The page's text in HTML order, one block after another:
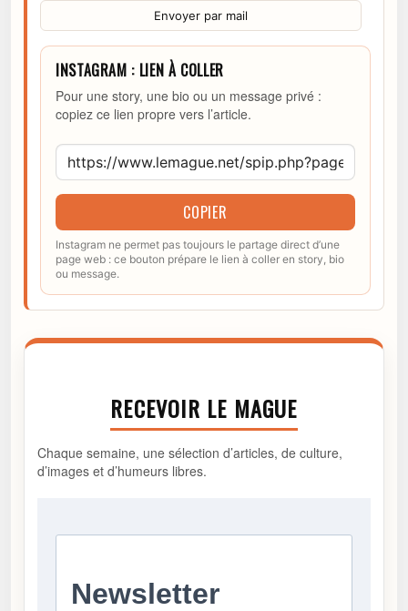
Envoyer par mail
INSTAGRAM : LIEN À COLLER
Pour une story, une bio ou un message privé :
copiez ce lien propre vers l’article.
COPIER
Instagram ne permet pas toujours le partage direct d’une
page web : ce bouton prépare le lien à coller en story, bio
ou message.
RECEVOIR LE MAGUE
Chaque semaine, une sélection d’articles, de culture,
d’images et d’humeurs libres.